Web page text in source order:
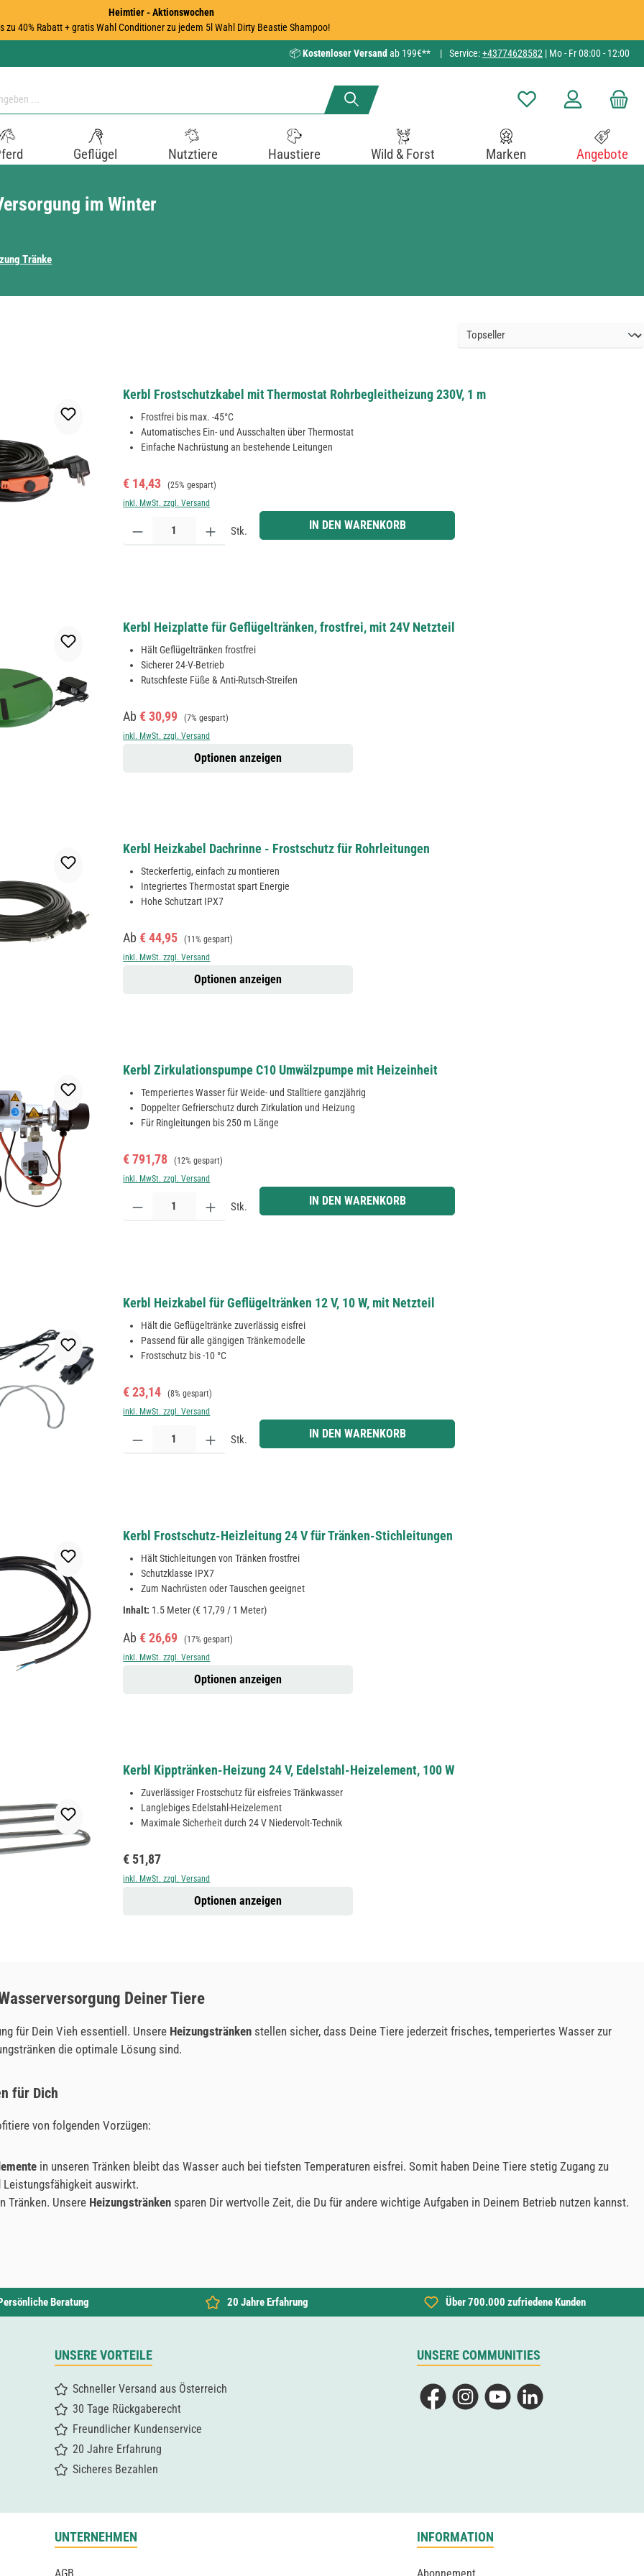
Heimtier - Aktionswochen
zu 40% Rabatt + gratis Wahl Conditioner zu jedem 5l Wahl Dirty Beastie Shampoo!
📦Kostenloser Versand ab 199€** | Service:+43774628582 | Mo - Fr 08:00 - 12:00
Du hast 0 Produkte auf
Geflügel Nutztiere Haustiere Wild & Forst Marken Angebote
im Winter
Tränke
Kerbl Frostschutzkabel mit Thermostat Rohrbegleitheizung 230V, 1 m
Frostfrei bis max. -45°C
Automatisches Ein- und Ausschalten über Thermostat
Einfache Nachrüstung an bestehende Leitungen
Verkaufspreis:
€ 14,43 Regulärer Preis:
(25% gespart)
inkl. MwSt. zzgl. Versand
Produkt Anzahl: Gib den gewünschten Wert ein oder benutze die Schaltflächen um die Anzahl zu erhöhen oder zu reduzieren.
Stk. IN DEN WARENKORB
Kerbl Heizplatte für Geflügeltränken, frostfrei, mit 24V Netzteil
Hält Geflügeltränken frostfrei
Sicherer 24-V-Betrieb
Rutschfeste Füße & Anti-Rutsch-Streifen
Verkaufspreis:
Ab € 30,99 Regulärer Preis:
(7% gespart)
inkl. MwSt. zzgl. Versand
Optionen anzeigen
Kerbl Heizkabel Dachrinne - Frostschutz für Rohrleitungen
Steckerfertig, einfach zu montieren
Integriertes Thermostat spart Energie
Hohe Schutzart IPX7
Verkaufspreis:
Ab € 44,95 Regulärer Preis:
(11% gespart)
inkl. MwSt. zzgl. Versand
Optionen anzeigen
Kerbl Zirkulationspumpe C10 Umwälzpumpe mit Heizeinheit
Temperiertes Wasser für Weide- und Stalltiere ganzjährig
Doppelter Gefrierschutz durch Zirkulation und Heizung
Für Ringleitungen bis 250 m Länge
Verkaufspreis:
€ 791,78 Regulärer Preis:
(12% gespart)
inkl. MwSt. zzgl. Versand
Produkt Anzahl: Gib den gewünschten Wert ein oder benutze die Schaltflächen um die Anzahl zu erhöhen oder zu reduzieren.
Stk. IN DEN WARENKORB
Kerbl Heizkabel für Geflügeltränken 12 V, 10 W, mit Netzteil
Hält die Geflügeltränke zuverlässig eisfrei
Passend für alle gängigen Tränkemodelle
Frostschutz bis -10 °C
Verkaufspreis:
€ 23,14 Regulärer Preis:
(8% gespart)
inkl. MwSt. zzgl. Versand
Produkt Anzahl: Gib den gewünschten Wert ein oder benutze die Schaltflächen um die Anzahl zu erhöhen oder zu reduzieren.
Stk. IN DEN WARENKORB
Kerbl Frostschutz-Heizleitung 24 V für Tränken-Stichleitungen
Hält Stichleitungen von Tränken frostfrei
Schutzklasse IPX7
Zum Nachrüsten oder Tauschen geeignet
Inhalt: 1.5 Meter (€ 17,79 / 1 Meter)
Verkaufspreis:
Ab € 26,69 Regulärer Preis:
(17% gespart)
inkl. MwSt. zzgl. Versand
Optionen anzeigen
Kerbl Kipptränken-Heizung 24 V, Edelstahl-Heizelement, 100 W
Zuverlässiger Frostschutz für eisfreies Tränkwasser
Langlebiges Edelstahl-Heizelement
Maximale Sicherheit durch 24 V Niedervolt-Technik
Regulärer Preis:
€ 51,87
inkl. MwSt. zzgl. Versand
Optionen anzeigen
Deiner Tiere
für Dein Vieh essentiell. Unsere Heizungstränken stellen sicher, dass Deine Tiere jederzeit frisches, temperiertes Wasser zur
die optimale Lösung sind.
für Dich
von folgenden Vorzügen:
in unseren Tränken bleibt das Wasser auch bei tiefsten Temperaturen eisfrei. Somit haben Deine Tiere stetig Zugang zu
Leistungsfähigkeit auswirkt.
Tränken. Unsere Heizungstränken sparen Dir wertvolle Zeit, die Du für andere wichtige Aufgaben in Deinem Betrieb nutzen kannst.
Beratung 20 Jahre Erfahrung Über 700.000 zufriedene Kunden
UNSERE VORTEILE
Schneller Versand aus Österreich
30 Tage Rückgaberecht
Freundlicher Kundenservice
20 Jahre Erfahrung
Sicheres Bezahlen
UNSERE COMMUNITIES
FacebookInstagramYouTubeLinkedIn
UNTERNEHMEN INFORMATION